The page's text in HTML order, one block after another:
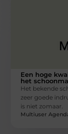
Een hoge
het
Het bekende
zeer goede
is niet zomaar.
Multiuser